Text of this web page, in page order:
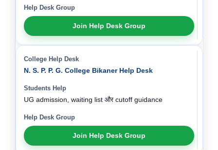
Join Help Desk Group
N. S. P. P. G. College Bikaner Help Desk
UG admission, waiting list और cutoff guidance
Join Help Desk Group